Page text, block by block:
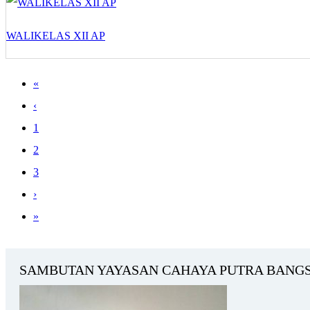
WALIKELAS XII AP
«
‹
1
2
3
›
»
SAMBUTAN YAYASAN CAHAYA PUTRA